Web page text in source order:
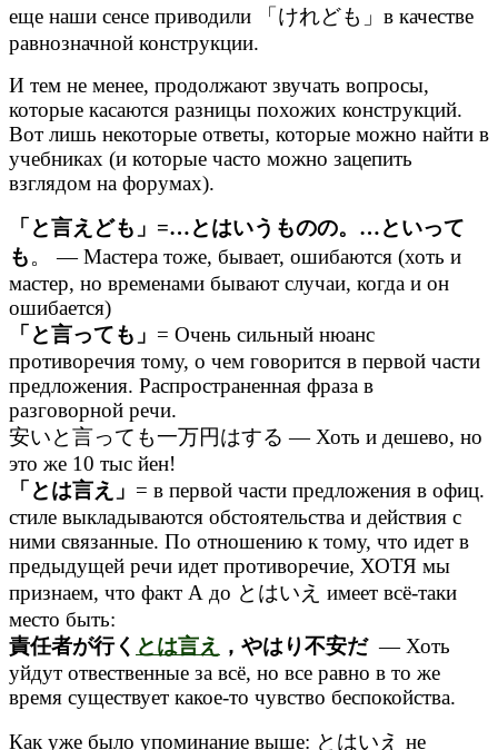
еще наши сенсе приводили 「けれども」в качестве
равнозначной конструкции.
И тем не менее, продолжают звучать вопросы,
которые касаются разницы похожих конструкций.
Вот лишь некоторые ответы, которые можно найти в
учебниках (и которые часто можно зацепить
взглядом на форумах).
「と言えども」=…とはいうものの。…といって
も。 — Мастера тоже, бывает, ошибаются (хоть и
мастер, но временами бывают случаи, когда и он
ошибается)
「と言っても」 = Очень сильный нюанс
противоречия тому, о чем говорится в первой части
предложения. Распространенная фраза в
разговорной речи.
安いと言っても一万円はする — Хоть и дешево, но
это же 10 тыс йен!
「とは言え」 = в первой части предложения в офиц.
стиле выкладываются обстоятельства и действия с
ними связанные. По отношению к тому, что идет в
предыдущей речи идет противоречие, ХОТЯ мы
признаем, что факт А до とはいえ имеет всё-таки
место быть:
責任者が行く とは言え ，やはり不安だ — Хоть
уйдут отвественные за всё, но все равно в то же
время существует какое-то чувство беспокойства.
Как уже было упоминание выше: とはいえ не